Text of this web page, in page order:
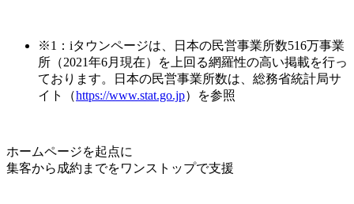
※1：iタウンページは、日本の民営事業所数516万事業
所（2021年6月現在）を上回る網羅性の高い掲載を行っ
ております。日本の民営事業所数は、総務省統計局サ
イト（https://www.stat.go.jp）を参照
ホームページを起点に
集客から成約までをワンストップで支援